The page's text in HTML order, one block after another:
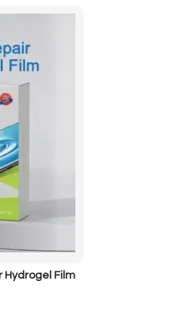
Hydrogel Film